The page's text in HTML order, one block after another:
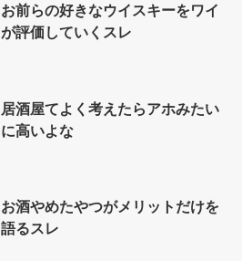
お前らの好きなウイスキーをワイ
が評価していくスレ
居酒屋てよく考えたらアホみたい
に高いよな
お酒やめたやつがメリットだけを
語るスレ